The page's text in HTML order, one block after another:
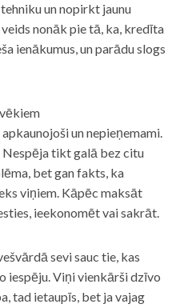
un nopirkt jaunu
nonāk pie tā, ka, kredīta
ienākumus, un parādu slogs
apkaunojoši un nepieņemami.
Nespēja tikt galā bez citu
bet gan fakts, ka
viņiem. Kāpēc maksāt
ieekonomēt vai sakrāt.
sevi sauc tie, kas
iespēju. Viņi vienkārši dzīvo
tad ietaupīs, bet ja vajag